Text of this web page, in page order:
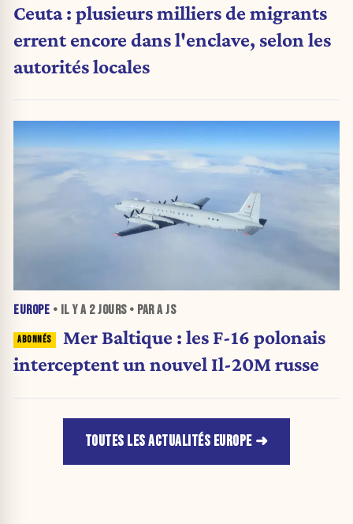
Ceuta : plusieurs milliers de migrants
errent encore dans l'enclave, selon les
autorités locales
EUROPE • IL Y A 2 JOURS• PAR A JS
Mer Baltique : les F-16 polonais
interceptent un nouvel Il-20M russe
TOUTES LES ACTUALITÉS EUROPE